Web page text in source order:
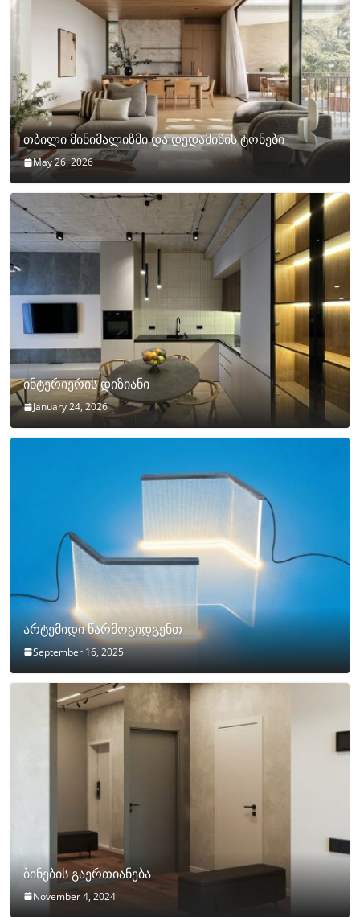
თბილი მინიმალიზმი და დედამიწის ტონები
May 26, 2026
ინტერიერის დიზიანი
January 24, 2026
არტემიდი წარმოგიდგენთ
September 16, 2025
ბინების გაერთიანება
November 4, 2024